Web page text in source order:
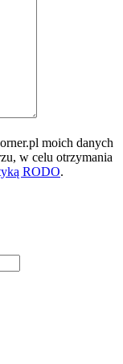
moich danych
w celu otrzymania
RODO.